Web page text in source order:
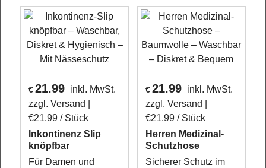
€ 21.99 inkl. MwSt.
zzgl. Versand
€21.99 / Stück
Inkontinenz Slip
knöpfbar
Für Damen und
€21.99 inkl. MwSt.
zzgl. Versand
€21.99 / Stück
Herren Medizinal-
Schutzhose
Sicherer Schutz im